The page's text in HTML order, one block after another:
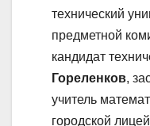
технический
предметной
кандидат
Гореленков,
учитель
городской